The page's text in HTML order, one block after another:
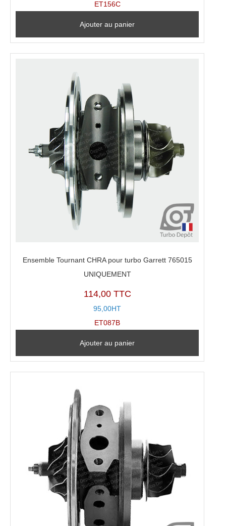
ET156C
Ajouter au panier
Ensemble Tournant CHRA pour turbo Garrett 765015
UNIQUEMENT
114,00 TTC
95,00HT
ET087B
Ajouter au panier